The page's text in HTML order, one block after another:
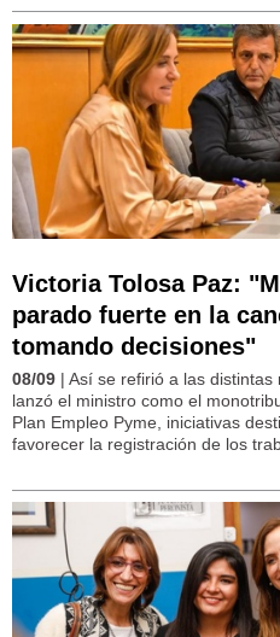
Victoria Tolosa Paz:
parado fuerte en la
tomando decisiones"
08/09 | Así se refirió a las distintas
lanzó el ministro como el
Plan Empleo Pyme, iniciativas
favorecer la registración de los